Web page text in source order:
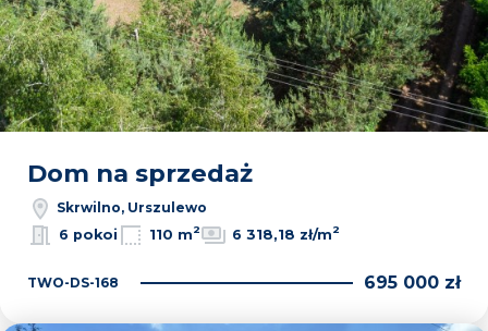
Dom na sprzedaż
Skrwilno, Urszulewo
6 pokoi
110 m2 6 318,18 zł/m2
TWO-DS-168 695 000 zł